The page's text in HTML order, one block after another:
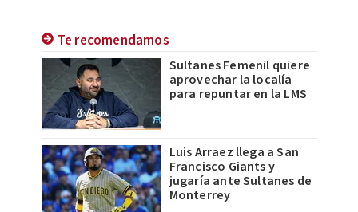
Te recomendamos
Sultanes Femenil quiere
aprovechar la localía
para repuntar en la LMS
Luis Arraez llega a San
Francisco Giants y
jugaría ante Sultanes de
Monterrey